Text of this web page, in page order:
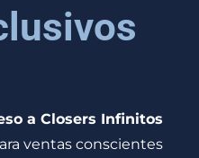
a Closers Infinitos
ventas conscientes